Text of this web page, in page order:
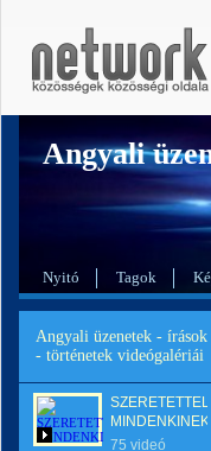
Angyali
Nyitó Tagok
Angyali üzenetek - írások
- történetek videógalériái
SZERETETTEL
MINDENKINEK
75 videó